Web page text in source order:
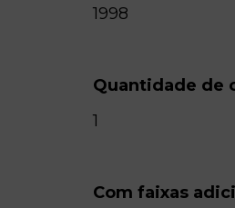
1998
Quantidade de
1
Com faixas